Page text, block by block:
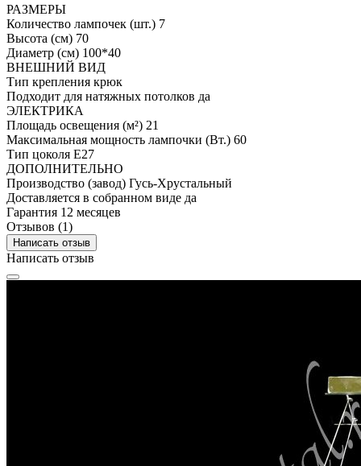
РАЗМЕРЫ
Количество лампочек (шт.) 7
Высота (см) 70
Диаметр (см) 100*40
ВНЕШНИЙ ВИД
Тип крепления крюк
Подходит для натяжных потолков да
ЭЛЕКТРИКА
Площадь освещения (м²) 21
Максимальная мощность лампочки (Вт.) 60
Тип цоколя E27
ДОПОЛНИТЕЛЬНО
Производство (завод) Гусь-Хрустальный
Доставляется в собранном виде да
Гарантия 12 месяцев
Отзывов (1)
Написать отзыв
Написать отзыв